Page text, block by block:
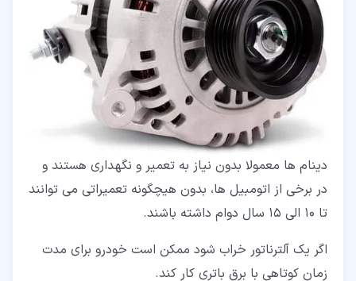
دینام ها معمولا بدون نیاز به تعمیر و نگهداری هستند و
در برخی از اتومبیل ها، بدون هیچگونه تعمیراتی می توانند
تا 10 الی 15 سال دوام داشته باشند.
اگر یک آلترناتور خراب شود ممکن است خودرو برای مدت
زمان کوتاهی با برق باتری کار کند.